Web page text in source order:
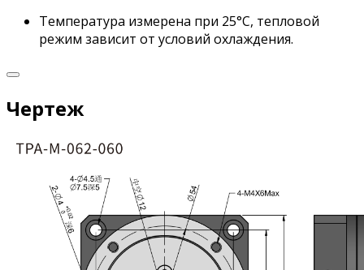
Температура измерена при 25°C, тепловой
режим зависит от условий охлаждения.
Чертеж